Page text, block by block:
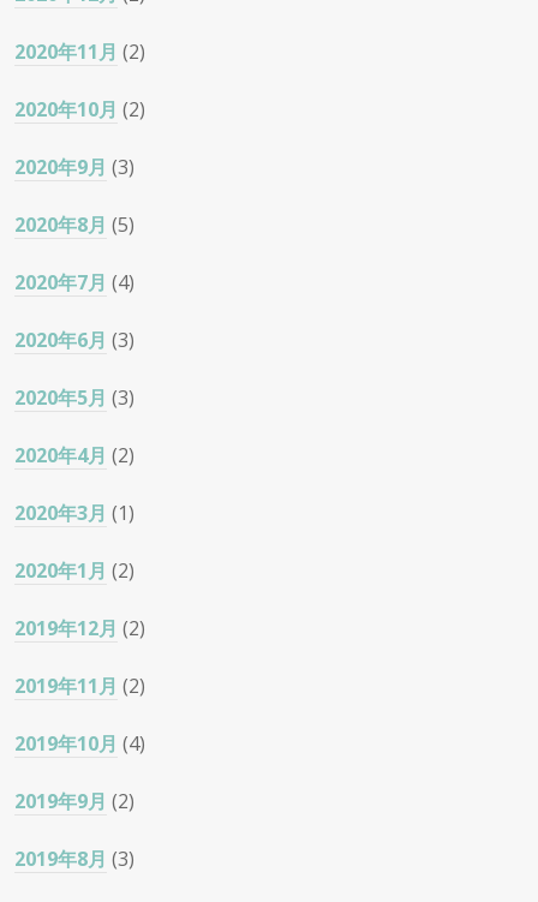
2020年11月 (2)
2020年10月 (2)
2020年9月 (3)
2020年8月 (5)
2020年7月 (4)
2020年6月 (3)
2020年5月 (3)
2020年4月 (2)
2020年3月 (1)
2020年1月 (2)
2019年12月 (2)
2019年11月 (2)
2019年10月 (4)
2019年9月 (2)
2019年8月 (3)